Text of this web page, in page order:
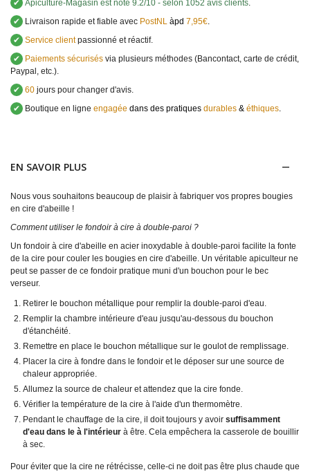
✔ Apiculture-Magasin est noté 9.2/10 - selon 1052 avis clients
✔
Livraison rapide et fiable avec PostNL àpd 7,95€
✔ Service clientpassionné et réactif.
✔
Paiements sécurisés via plusieurs méthodes (Bancontact, carte de crédit,
Paypal, etc.).
✔ 60 jours pour changer d'avis.
✔
Boutique en ligne engagée dans des pratiques durables & éthiques
EN SAVOIR PLUS
Nous vous souhaitons beaucoup de plaisir à fabriquer vos propres bougies
en cire d'abeille !
Comment utiliser le fondoir à cire à double-paroi ?
Un fondoir à cire d'abeille en acier inoxydable à double-paroi facilite la fonte
de la cire pour couler les bougies en cire d'abeille. Un véritable apiculteur ne
peut se passer de ce fondoir pratique muni d'un bouchon pour le bec
verseur.
Retirer le bouchon métallique pour remplir la double-paroi d'eau.
Remplir la chambre intérieure d'eau jusqu'au-dessous du bouchon
d'étanchéité.
Remettre en place le bouchon métallique sur le goulot de remplissage.
Placer la cire à fondre dans le fondoir et le déposer sur une source de
chaleur appropriée.
Allumez la source de chaleur et attendez que la cire fonde.
Vérifier la température de la cire à l'aide d'un thermomètre.
Pendant le chauffage de la cire, il doit toujours y avoir suffisamment
d'eau dans le à l'intérieur à être. Cela empêchera la casserole de bouillir
à sec.
Pour éviter que la cire ne rétrécisse, celle-ci ne doit pas être plus chaude que